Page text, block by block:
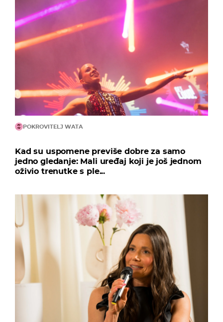
POKROVITELJ WATA
Kad su uspomene previše dobre za samo
jedno gledanje: Mali uređaj koji je još jednom
oživio trenutke s ple...